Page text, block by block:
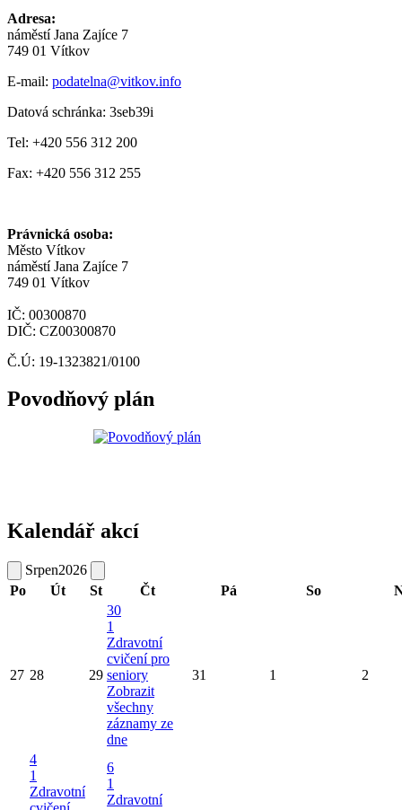
Adresa:
náměstí Jana Zajíce 7
749 01 Vítkov
E-mail: podatelna@vitkov.info
Datová schránka: 3seb39i
Tel: +420 556 312 200
Fax: +420 556 312 255
Právnická osoba:
Město Vítkov
náměstí Jana Zajíce 7
749 01 Vítkov
IČ: 00300870
DIČ: CZ00300870
Č.Ú: 19-1323821/0100
Povodňový plán
Kalendář akcí
Srpen2026
Po
Út St Čt Pá So
27 28 29
30
1
Zdravotní
cvičení pro
seniory
Zobrazit
všechny
záznamy ze
dne
31 1 2
4
1
Zdravotní
6
1
Zdravotní